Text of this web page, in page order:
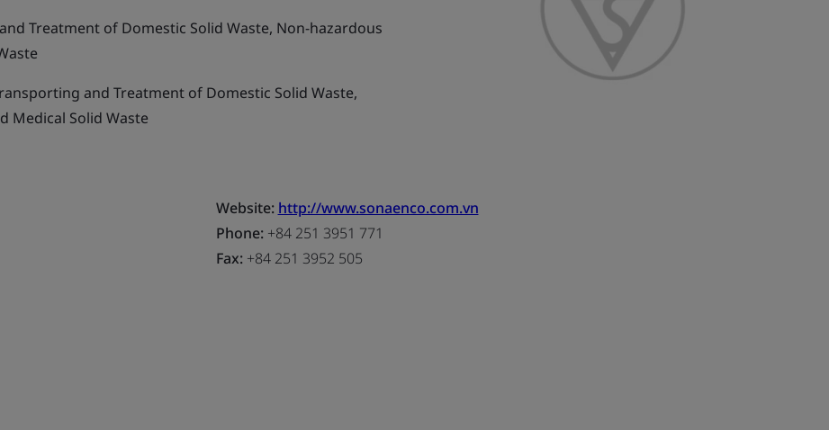
Treatment of Domestic Solid Waste, Non-hazardous
and Treatment of Domestic Solid Waste,
Medical Solid Waste
Website: http://www.sonaenco.com.vn
Phone:+84 251 3951 771
Fax:+84 251 3952 505